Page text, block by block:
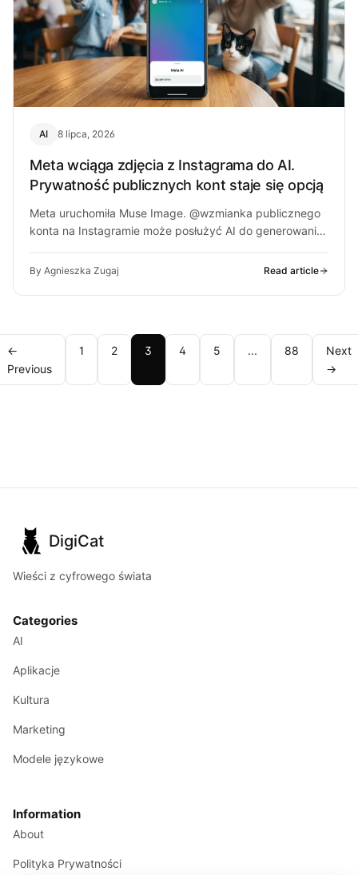
AI 8 lipca, 2026
Meta wciąga zdjęcia z Instagrama do AI.
Prywatność publicznych kont staje się opcją
Meta uruchomiła Muse Image. @wzmianka publicznego
konta na Instagramie może posłużyć AI do generowania
By Agnieszka Zugaj Read article
←
Previous
1 2 3 4 5 ... 88
Next
→
DigiCat
Wieści z cyfrowego świata
Categories
AI
Aplikacje
Kultura
Marketing
Modele językowe
Information
About
Polityka Prywatności